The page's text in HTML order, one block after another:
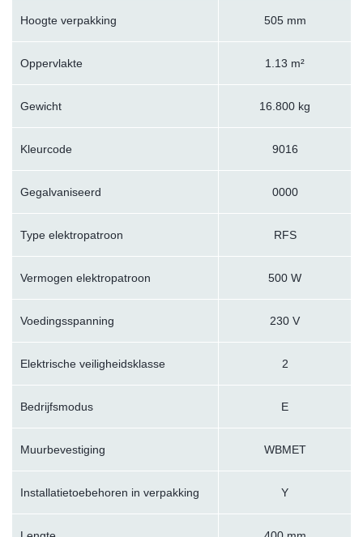
Hoogte verpakking 505 mm
Oppervlakte 1.13 m²
Gewicht 16.800 kg
Kleurcode 9016
Gegalvaniseerd 0000
Type elektropatroon RFS
Vermogen elektropatroon 500 W
Voedingsspanning 230 V
Elektrische veiligheidsklasse 2
Bedrijfsmodus E
Muurbevestiging WBMET
Installatietoebehoren in verpakking Y